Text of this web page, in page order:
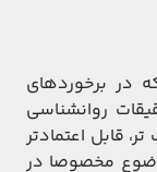
در برخوردهای
روانشناسی
قابل ‌اعتمادتر
مخصوصا در